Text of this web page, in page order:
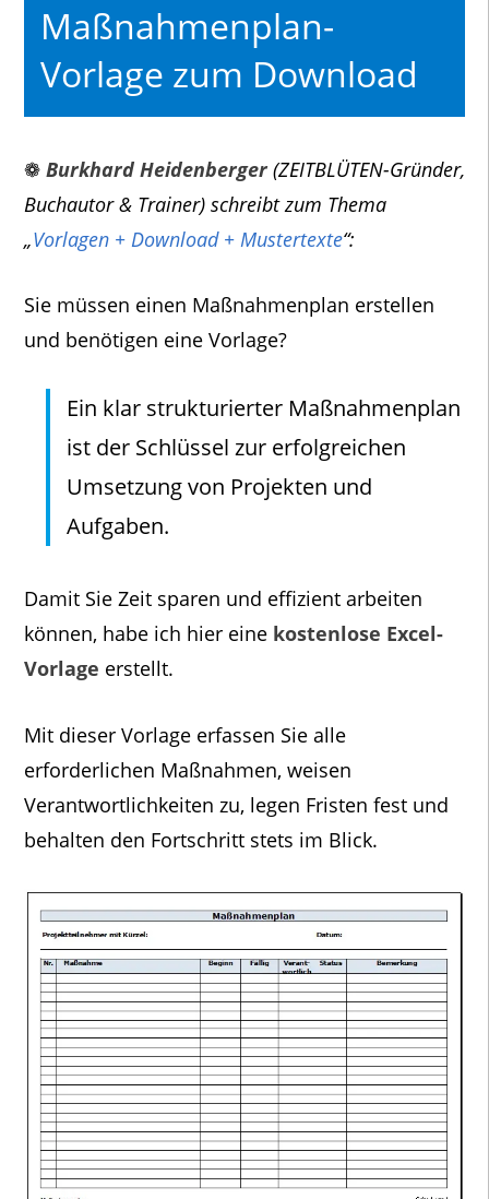
Maßnahmenplan-
Vorlage zum Download
❁ Burkhard Heidenberger(ZEITBLÜTEN-Gründer,
Buchautor & Trainer) schreibt zum Thema
„Vorlagen + Download + Mustertexte“:
Sie müssen einen Maßnahmenplan erstellen
und benötigen eine Vorlage?
Ein klar strukturierter Maßnahmenplan
ist der Schlüssel zur erfolgreichen
Umsetzung von Projekten und
Aufgaben.
Damit Sie Zeit sparen und effizient arbeiten
können, habe ich hier eine kostenlose Excel-
Vorlage erstellt.
Mit dieser Vorlage erfassen Sie alle
erforderlichen Maßnahmen, weisen
Verantwortlichkeiten zu, legen Fristen fest und
behalten den Fortschritt stets im Blick.